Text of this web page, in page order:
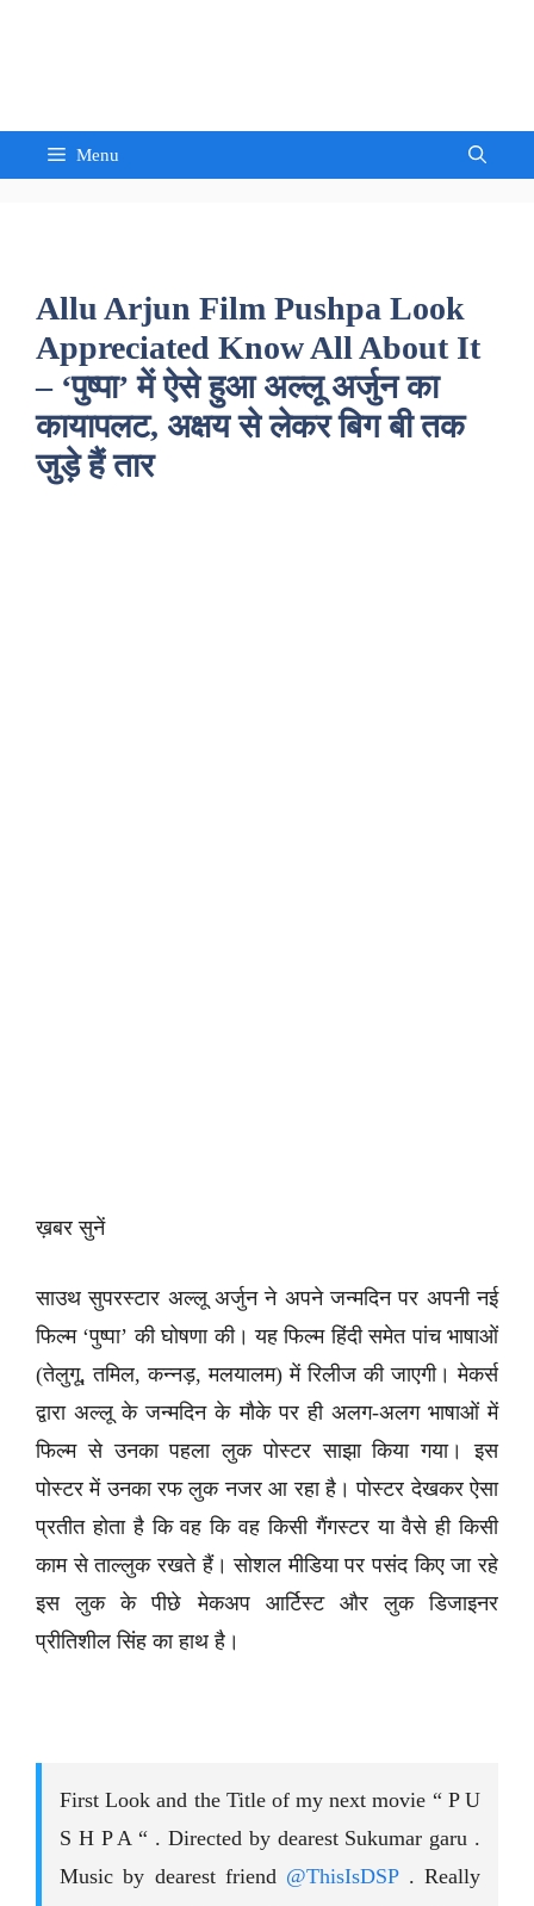
Menu
Allu Arjun Film Pushpa Look
Appreciated Know All About It
– ‘पुष्पा’ में ऐसे हुआ अल्लू अर्जुन का
कायापलट, अक्षय से लेकर बिग बी तक
जुड़े हैं तार
ख़बर सुनें
साउथ सुपरस्टार अल्लू अर्जुन ने अपने जन्मदिन पर अपनी नई
फिल्म ‘पुष्पा’ की घोषणा की। यह फिल्म हिंदी समेत पांच भाषाओं
(तेलुगू, तमिल, कन्नड़, मलयालम) में रिलीज की जाएगी। मेकर्स
द्वारा अल्लू के जन्मदिन के मौके पर ही अलग-अलग भाषाओं में
फिल्म से उनका पहला लुक पोस्टर साझा किया गया। इस
पोस्टर में उनका रफ लुक नजर आ रहा है। पोस्टर देखकर ऐसा
प्रतीत होता है कि वह कि वह किसी गैंगस्टर या वैसे ही किसी
काम से ताल्लुक रखते हैं। सोशल मीडिया पर पसंद किए जा रहे
इस लुक के पीछे मेकअप आर्टिस्ट और लुक डिजाइनर
प्रीतिशील सिंह का हाथ है।
First Look and the Title of my next movie “ P U
S H P A “ . Directed by dearest Sukumar garu .
Music by dearest friend @ThisIsDSP. Really